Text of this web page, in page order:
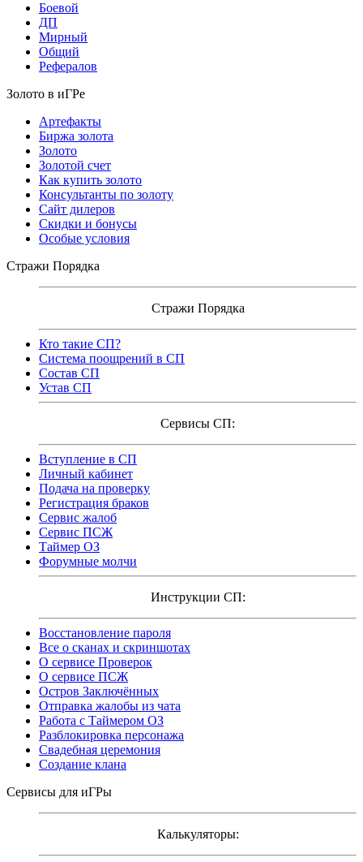
Боевой
ДП
Мирный
Общий
Рефералов
Золото в иГРе
Артефакты
Биржа золота
Золото
Золотой счет
Как купить золото
Консультанты по золоту
Сайт дилеров
Скидки и бонусы
Особые условия
Стражи Порядка
Стражи Порядка
Кто такие СП?
Система поощрений в СП
Состав СП
Устав СП
Сервисы СП:
Вступление в СП
Личный кабинет
Подача на проверку
Регистрация браков
Сервис жалоб
Сервис ПСЖ
Таймер ОЗ
Форумные молчи
Инструкции СП:
Восстановление пароля
Все о сканах и скриншотах
О сервисе Проверок
О сервисе ПСЖ
Остров Заключённых
Отправка жалобы из чата
Работа с Таймером ОЗ
Разблокировка персонажа
Свадебная церемония
Создание клана
Сервисы для иГРы
Калькуляторы: